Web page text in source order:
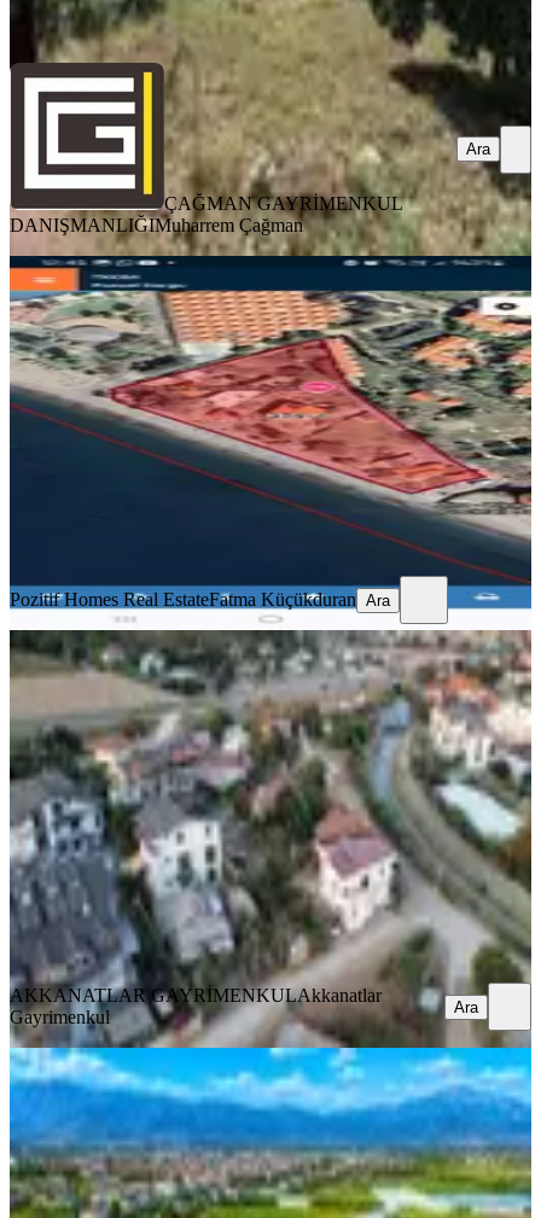
ÇAĞMAN GAYRİMENKUL
DANIŞMANLIĞIMuharrem Çağman
Ara
TAKASLI
Fethiye Yanıklar Mahallesinde Denize
Sıfır 500 M2 İmarlı Arsa
Fethiye, Yanıklar Mahallesi
500 m²·90.000/m²·20.07.2026
45.000.000 ₺
Fatma Küçükduran
Pozitif Homes Real EstateFatma Küçükduran Ara
YOLA YAKIN
Muğla Fethiye Günlükbaşı Satılık
Arsa
Fethiye, Foça Mahallesi
319 m²·Kanalizasyon, Yolu Açılmış·40.752/m²
· 18.07.2026
13.000.000 ₺
AKKANATLAR GAYRİMENKULAkkanatlar Gayrimenkul
AKKANATLAR GAYRİMENKULAkkanatlar
Gayrimenkul
Ara
YOLU AÇIK
🔥 Fethiye Karaçulha’da
Kaçırılmayacak Fırsat! 🔥
Fethiye, Karaçulha Mahallesi
421 m²·Yolu Açılmış·38.005/m²·16.07.2026